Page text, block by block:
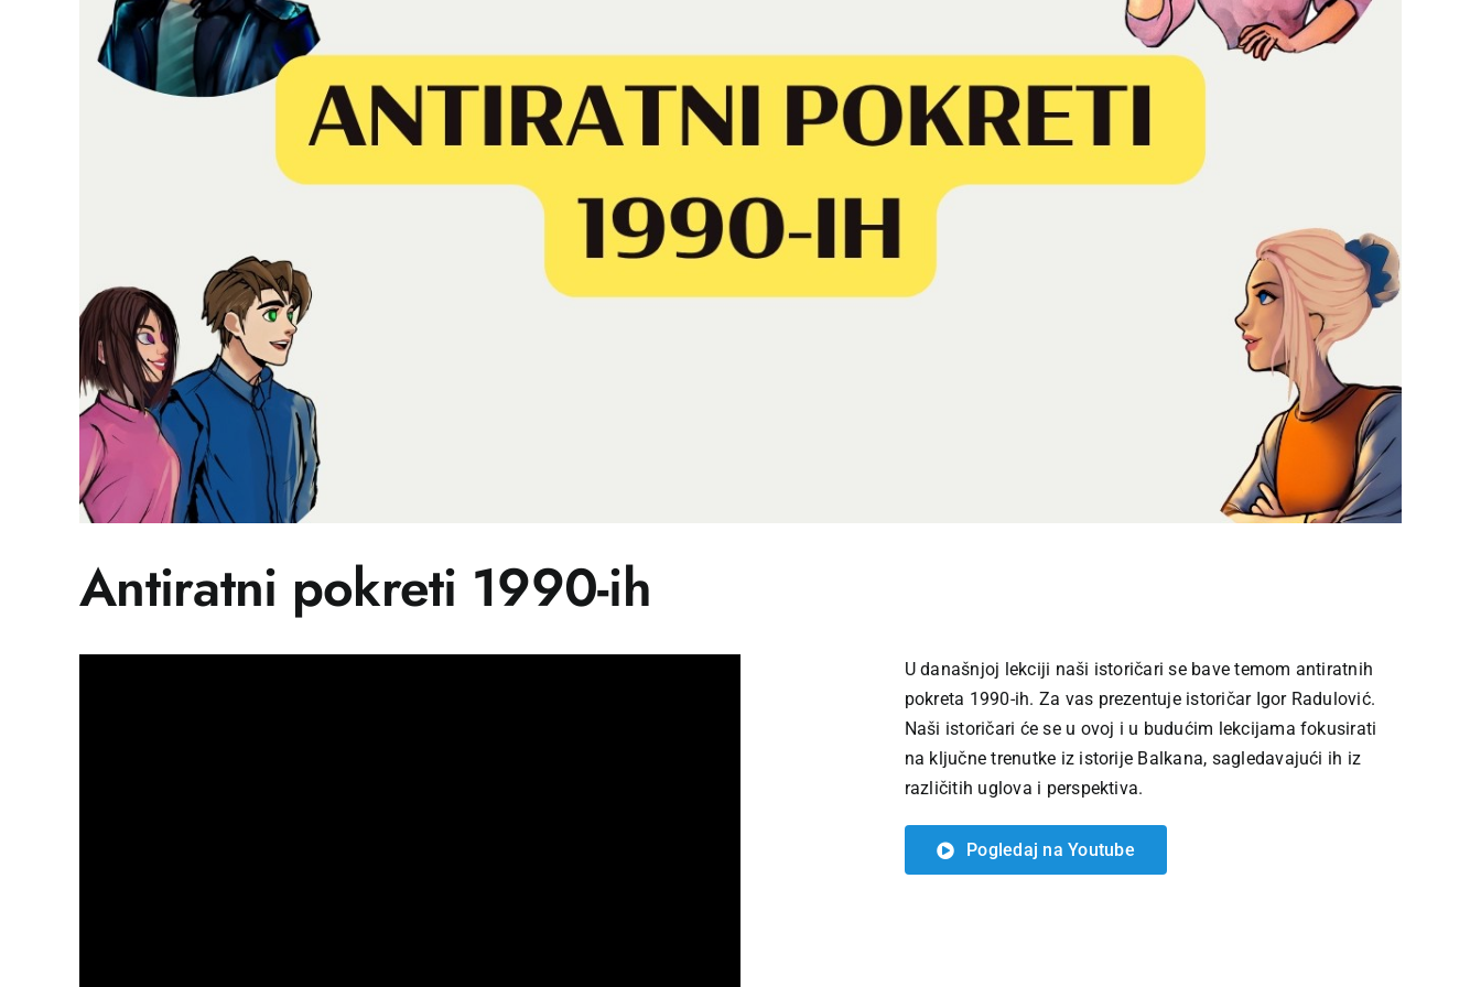
Antiratni pokreti 1990-ih
U današnjoj lekciji naši istoričari se bave temom antiratnih
pokreta 1990-ih. Za vas prezentuje istoričar Igor Radulović.
Naši istoričari će se u ovoj i u budućim lekcijama fokusirati
na ključne trenutke iz istorije Balkana, sagledavajući ih iz
različitih uglova i perspektiva.
Pogledaj na Youtube